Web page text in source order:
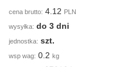
cena brutto: 4.12 PLN
wysyłka: do 3 dni
jednostka: szt.
wsp wag: 0.2 kg